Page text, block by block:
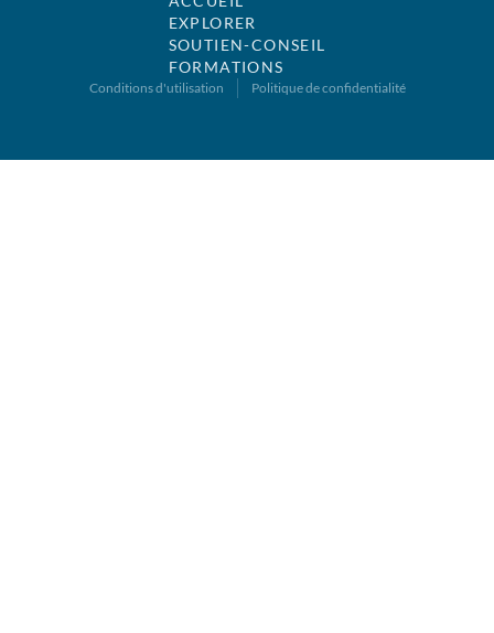
EXPLORER
SOUTIEN-CONSEIL
FORMATIONS
Conditions d'utilisation Politique de confidentialité